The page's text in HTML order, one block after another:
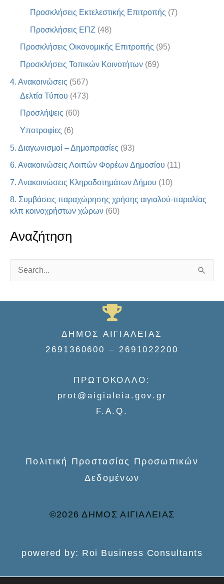
Προσκλήσεις Εκτελεστικής Επιτροπής (7)
Προσκλήσεις ΕΠΖ (48)
Προσκλήσεις Οικονομικής Επιτροπής (95)
Προσκλήσεις Τοπικών Κοινοτήτων (69)
4. Ανακοινώσεις (567)
Δελτία Τύπου (473)
Προσλήψεις (60)
Υποτροφίες (6)
5. Διαγωνισμοί – Δημοπρασίες (93)
6. Ανακοινώσεις Λοιπών Φορέων Δημοσίου (11)
7. Ανακοινώσεις Κληροδοτημάτων Δήμου (10)
8. Συμβάσεις παραχώρησης χρήσης αιγιαλού-παραλίας
κλπ κοινοχρήστων χώρων (60)
Αναζήτηση
a
ΔΗΜΟΣ ΑΙΓΙΑΛΕΙΑΣ
2691360600 – 2691022200
ΠΡΩΤΟΚΟΛΛΟ:
prot@aigialeia.gov.gr
F.A.Q.
Πολιτική Προστασίας Προσωπικών
Δεδομένων
©2026 ΔΗΜΟΣ ΑΙΓΙΑΛΕΙΑΣ
powered by: Roi Business Consultants